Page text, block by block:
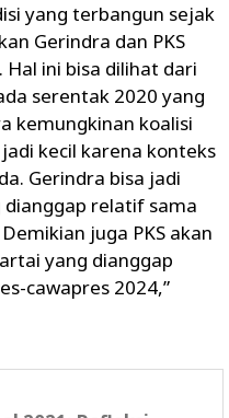
yang terbangun sejak
Gerindra dan PKS
ini bisa dilihat dari
serentak 2020 yang
kemungkinan koalisi
kecil karena konteks
Gerindra bisa jadi
relatif sama
juga PKS akan
yang dianggap
cawapres 2024,”